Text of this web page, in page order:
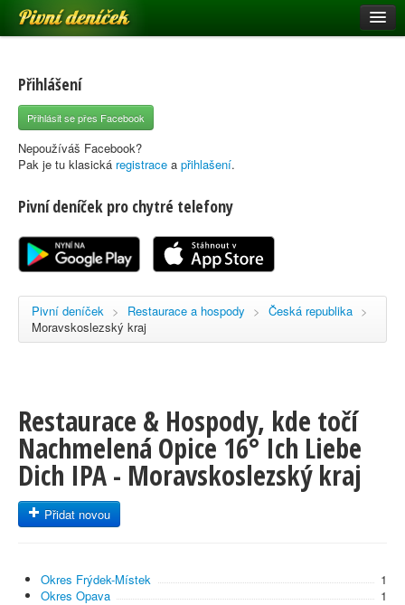
Pivní deníček
Pivní mapa
Pivní značky
Nápověda
Registrace
Přihlášení
Přihlásit se přes Facebook
Nepoužíváš Facebook?
Pak je tu klasická registrace a přihlašení.
Pivní deníček pro chytré telefony
Pivní deníček > Restaurace a hospody > Česká republika >
Moravskoslezský kraj
Restaurace & Hospody, kde točí
Nachmelená Opice 16° Ich Liebe
Dich IPA - Moravskoslezský kraj
Přidat novou
Okres Frýdek-Místek
1
Okres Opava
1